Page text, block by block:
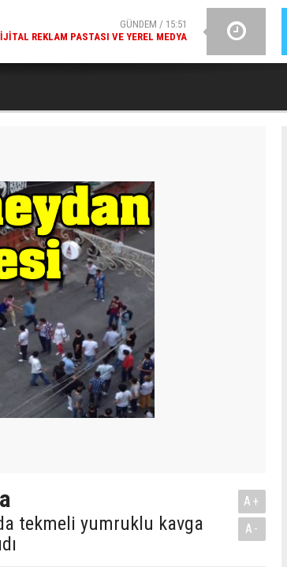
GÜNDEM / 15:51
REKLAM PASTASI VE YEREL MEDYA
tekmeli yumruklu kavga
A+
A-